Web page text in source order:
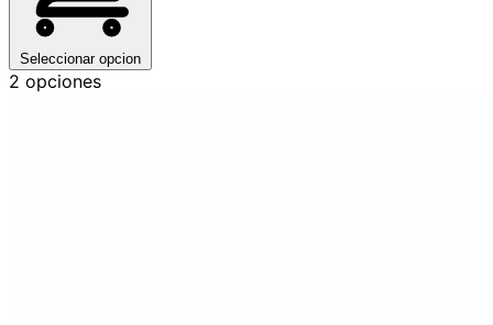
Seleccionar opcion
2 opciones